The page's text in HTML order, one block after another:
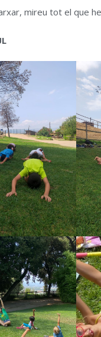
mireu tot el que